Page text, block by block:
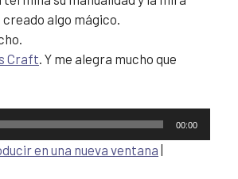
algo mágico.
Craft . Y me alegra mucho que
00:00
en una nueva ventana